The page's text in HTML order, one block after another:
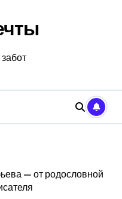
— от родословной